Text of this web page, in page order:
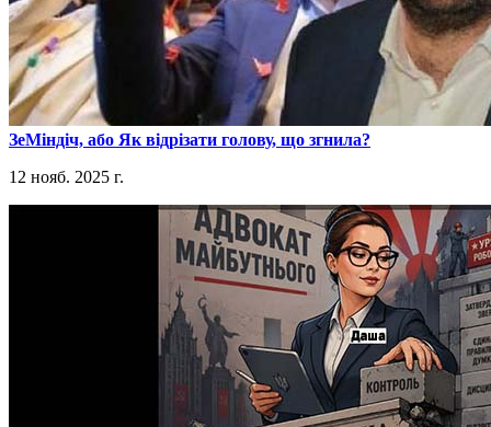
​ЗеМіндіч, або Як відрізати голову, що згнила?
12 нояб. 2025 г.